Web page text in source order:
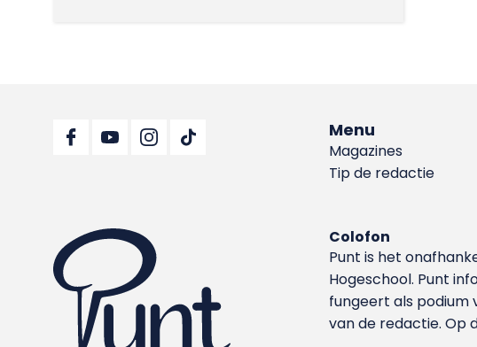
Menu
Magazines
Tip de redactie
Colofon
Punt is het
Hoge­school. Punt
fungeert als podium
van de redactie. Op